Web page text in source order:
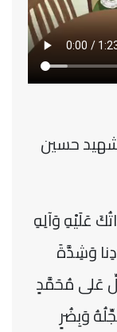
حسين
عَلَيْهِ وَآلِهِ
وَشِدَّةَ
عَلى مُحَمَّدٍ
وَبِضُرٍ